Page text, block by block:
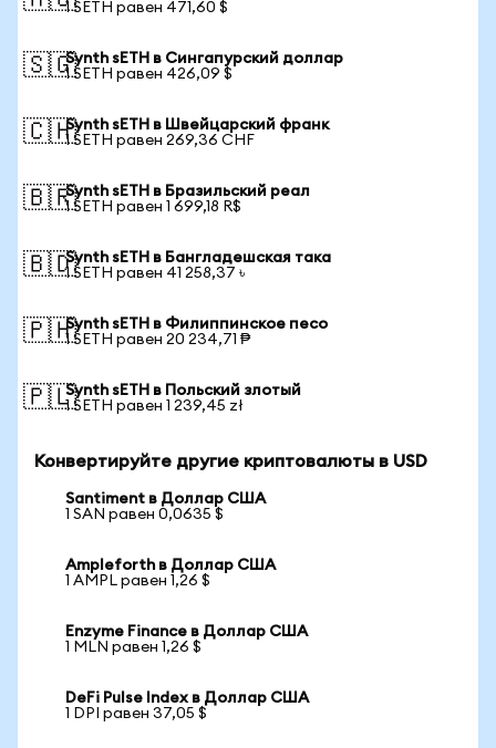
1 SETH равен 471,60 $
🇸🇬Synth sETH в Сингапурский доллар
1 SETH равен 426,09 $
🇨🇭Synth sETH в Швейцарский франк
1 SETH равен 269,36 CHF
🇧🇷Synth sETH в Бразильский реал
1 SETH равен 1 699,18 R$
🇧🇩Synth sETH в Бангладешская така
1 SETH равен 41 258,37 ৳
🇵🇭Synth sETH в Филиппинское песо
1 SETH равен 20 234,71 ₱
🇵🇱Synth sETH в Польский злотый
1 SETH равен 1 239,45 zł
Конвертируйте другие криптовалюты в USD
Santiment в Доллар США
1 SAN равен 0,0635 $
Ampleforth в Доллар США
1 AMPL равен 1,26 $
Enzyme Finance в Доллар США
1 MLN равен 1,26 $
DeFi Pulse Index в Доллар США
1 DPI равен 37,05 $